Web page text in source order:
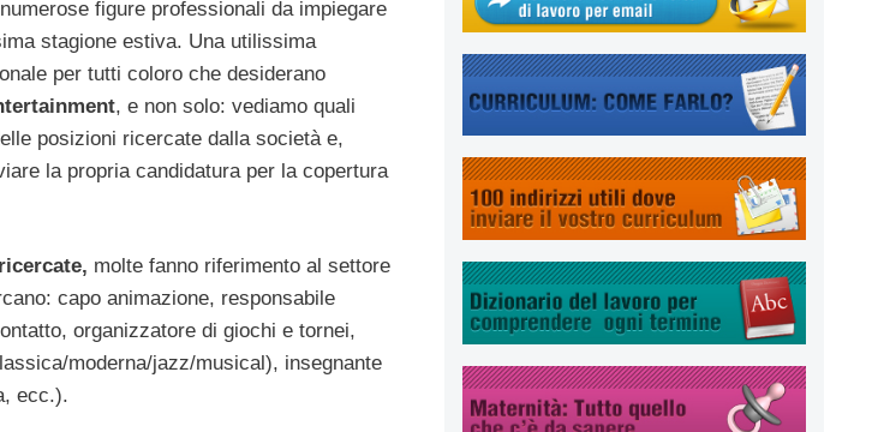
figure professionali da impiegare
stagione estiva. Una utilissima
per tutti coloro che desiderano
, e non solo: vediamo quali
posizioni ricercate dalla società e,
la propria candidatura per la copertura
molte fanno riferimento al settore
capo animazione, responsabile
organizzatore di giochi e tornei,
moderna/jazz/musical), insegnante
ecc.).